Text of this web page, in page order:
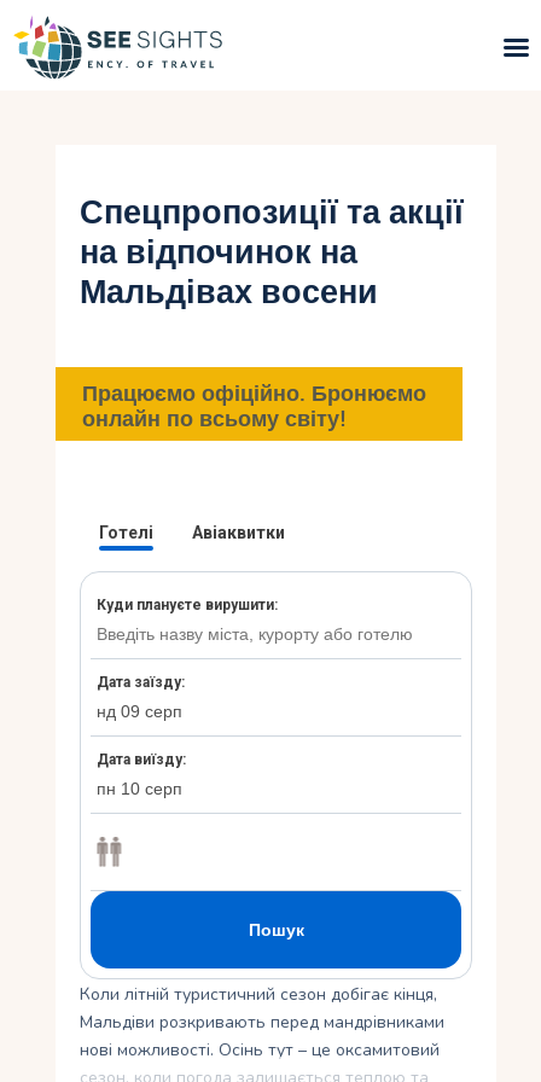
Гарячі тури
Типи Турів
Країни
Інфо
Блог
Спецпропозиції та акції
на відпочинок на
Мальдівах восени
Працюємо офіційно. Бронюємо
онлайн по всьому світу!
Коли літній туристичний сезон добігає кінця,
Мальдіви розкривають перед мандрівниками
нові можливості. Осінь тут – це оксамитовий